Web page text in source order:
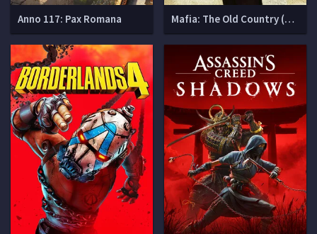
Anno 117: Pax Romana Mafia: The Old Country (Мафия 4)